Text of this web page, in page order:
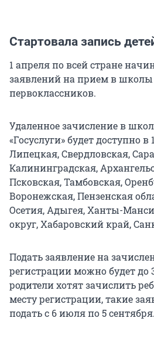
Стартовала запись
1 апреля по всей стране
заявлений на прием в
первоклассников.
Удаленное зачисление в
«Госуслуги» будет доступно в
Липецкая, Свердловская,
Калининградская,
Псковская, Тамбовская,
Воронежская, Пензенская
Осетия, Адыгея, Ханты-
округ, Хабаровский край,
Подать заявление на
регистрации можно будет до
родители хотят зачислить
месту регистрации, такие
подать с 6 июля по 5 сентября.